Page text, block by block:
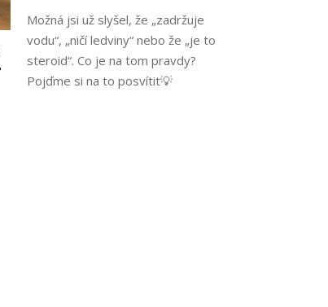
Možná jsi už slyšel, že „zadržuje
vodu“, „ničí ledviny“ nebo že „je to
steroid“. Co je na tom pravdy?
Pojďme si na to posvítit💡